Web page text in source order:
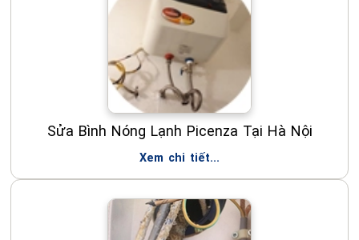
Sửa Bình Nóng Lạnh Picenza Tại Hà Nội
Xem chi tiết...